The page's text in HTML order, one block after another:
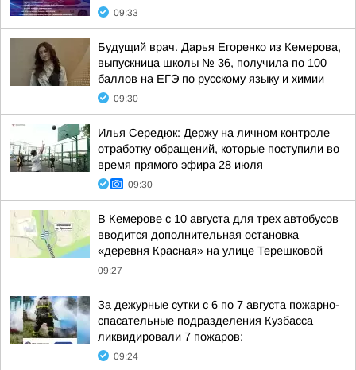
09:33
Будущий врач. Дарья Егоренко из Кемерова,
выпускница школы № 36, получила по 100
баллов на ЕГЭ по русскому языку и химии
09:30
Илья Середюк: Держу на личном контроле
отработку обращений, которые поступили во
время прямого эфира 28 июля
09:30
В Кемерове с 10 августа для трех автобусов
вводится дополнительная остановка
«деревня Красная» на улице Терешковой
09:27
За дежурные сутки с 6 по 7 августа пожарно-
спасательные подразделения Кузбасса
ликвидировали 7 пожаров:
09:24